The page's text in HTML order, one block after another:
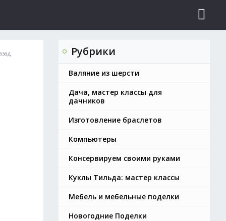
Рубрики
Валяние из шерсти
Дача, мастер классы для
дачников
Изготовление браслетов
Компьютеры
Консервируем своими руками
Куклы Тильда: мастер классы
Мебель и мебельные поделки
Новогодние Поделки